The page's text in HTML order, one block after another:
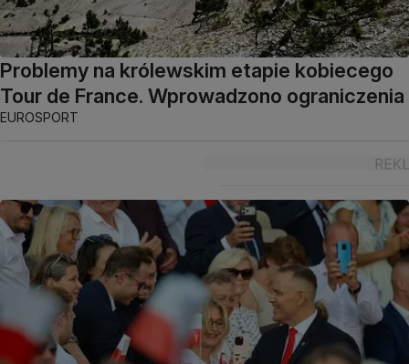
Problemy na królewskim etapie kobiecego
Tour de France. Wprowadzono ograniczenia
EUROSPORT